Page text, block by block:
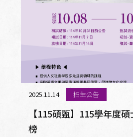
2025.11.14 招生公告
【115碩甄】115學年度
榜